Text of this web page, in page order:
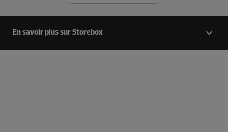
En savoir plus sur Storebox